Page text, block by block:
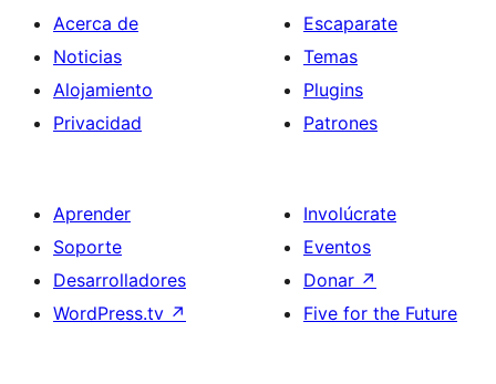
Acerca de
Noticias
Alojamiento
Privacidad
Escaparate
Temas
Plugins
Patrones
Aprender
Soporte
Desarrolladores
WordPress.tv ↗
Involúcrate
Eventos
Donar ↗
Five for the Future